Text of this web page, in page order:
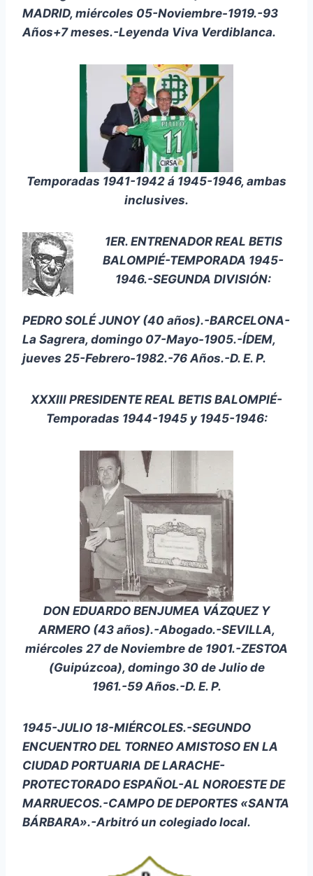
MADRID, miércoles 05-Noviembre-1919.-93
Años+7 meses.-Leyenda Viva Verdiblanca.
Temporadas 1941-1942 á 1945-1946, ambas
inclusives.
1ER. ENTRENADOR REAL BETIS
BALOMPIÉ-TEMPORADA 1945-
1946.-SEGUNDA DIVISIÓN:
PEDRO SOLÉ JUNOY (40 años).-BARCELONA-
La Sagrera, domingo 07-Mayo-1905.-ÍDEM,
jueves 25-Febrero-1982.-76 Años.-D. E. P.
XXXIII PRESIDENTE REAL BETIS BALOMPIÉ-
Temporadas 1944-1945 y 1945-1946:
DON EDUARDO BENJUMEA VÁZQUEZ Y
ARMERO (43 años).-Abogado.-SEVILLA,
miércoles 27 de Noviembre de 1901.-ZESTOA
(Guipúzcoa), domingo 30 de Julio de
1961.-59 Años.-D. E. P.
1945-JULIO 18-MIÉRCOLES.-SEGUNDO
ENCUENTRO DEL TORNEO AMISTOSO EN LA
CIUDAD PORTUARIA DE LARACHE-
PROTECTORADO ESPAÑOL-AL NOROESTE DE
MARRUECOS.-CAMPO DE DEPORTES «SANTA
BÁRBARA».-Arbitró un colegiado local.